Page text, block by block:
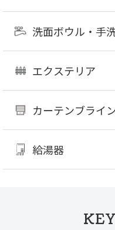
洗面ボウル・手
エクステリア
カーテンブライ
給湯器